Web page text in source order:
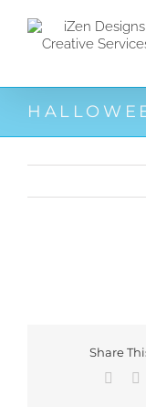
Inhalt
springen
Share